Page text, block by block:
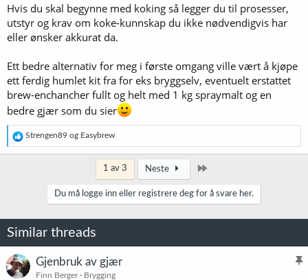
Hvis du skal begynne med koking så legger du til prosesser,
utstyr og krav om koke-kunnskap du ikke nødvendigvis har
eller ønsker akkurat da.
Ett bedre alternativ for meg i første omgang ville vært å kjøpe
ett ferdig humlet kit fra for eks bryggselv, eventuelt erstattet
brew-enchancher fullt og helt med 1 kg spraymalt og en
bedre gjær som du sier
R
e
a
r
Strengen89 og Easybrew
1 av 3 Neste
Du må logge inn eller registrere deg for å svare her.
Similar threads
K
Gjenbruk av gjær
Finn Berger
Brygging